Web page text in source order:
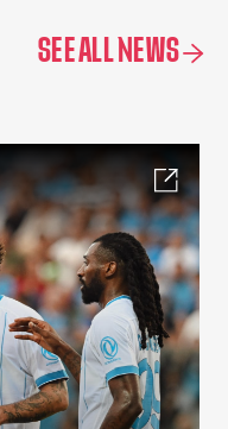
SEE ALL NEWS